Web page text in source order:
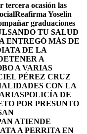
tercera ocasión las
Reafirma Yoselin
graduaciones
TU SALUD
ENTREGÓ MÁS DE
DE LA
A
A VARIAS
PÉREZ CRUZ
CON LA
POLICÍA DE
POR PRESUNTO
ATIENDE
A PERRITA EN